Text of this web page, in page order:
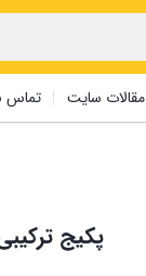
مقالات سایت تماس
پکیج